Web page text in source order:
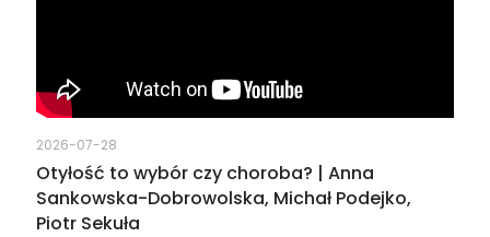
2026-07-28
Otyłość to wybór czy choroba? | Anna
Sankowska-Dobrowolska, Michał Podejko,
Piotr Sekuła